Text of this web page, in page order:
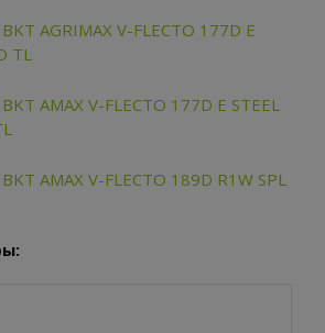
AGRIMAX V-FLECTO 177D E
TL
AMAX V-FLECTO 177D E STEEL
AMAX V-FLECTO 189D R1W SPL